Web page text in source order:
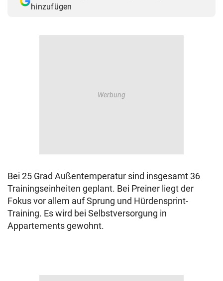
hinzufügen
Bei 25 Grad Außentemperatur sind insgesamt 36
Trainingseinheiten geplant. Bei Preiner liegt der
Fokus vor allem auf Sprung und Hürdensprint-
Training. Es wird bei Selbstversorgung in
Appartements gewohnt.